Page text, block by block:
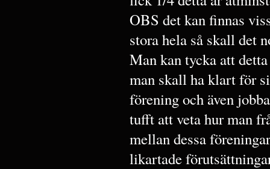
OBS det kan finnas
stora hela så skall det
Man kan tycka att
man skall ha klart för
förening och även
tufft att veta hur man
mellan dessa
likartade